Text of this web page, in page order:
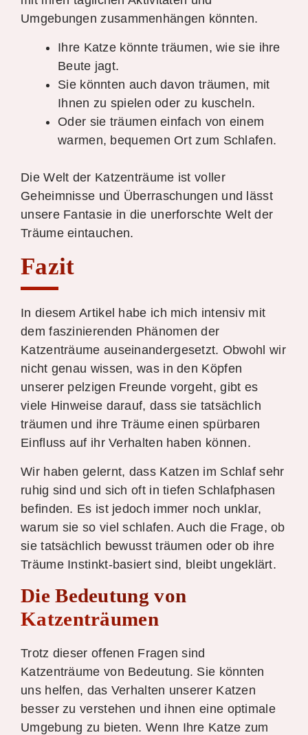
Umgebungen zusammenhängen könnten.
Ihre Katze könnte träumen, wie sie ihre
Beute jagt.
Sie könnten auch davon träumen, mit
Ihnen zu spielen oder zu kuscheln.
Oder sie träumen einfach von einem
warmen, bequemen Ort zum Schlafen.
Die Welt der Katzenträume ist voller
Geheimnisse und Überraschungen und lässt
unsere Fantasie in die unerforschte Welt der
Träume eintauchen.
Fazit
In diesem Artikel habe ich mich intensiv mit
dem faszinierenden Phänomen der
Katzenträume auseinandergesetzt. Obwohl wir
nicht genau wissen, was in den Köpfen
unserer pelzigen Freunde vorgeht, gibt es
viele Hinweise darauf, dass sie tatsächlich
träumen und ihre Träume einen spürbaren
Einfluss auf ihr Verhalten haben können.
Wir haben gelernt, dass Katzen im Schlaf sehr
ruhig sind und sich oft in tiefen Schlafphasen
befinden. Es ist jedoch immer noch unklar,
warum sie so viel schlafen. Auch die Frage, ob
sie tatsächlich bewusst träumen oder ob ihre
Träume Instinkt-basiert sind, bleibt ungeklärt.
Die Bedeutung von
Katzenträumen
Trotz dieser offenen Fragen sind
Katzenträume von Bedeutung. Sie könnten
uns helfen, das Verhalten unserer Katzen
besser zu verstehen und ihnen eine optimale
Umgebung zu bieten. Wenn Ihre Katze zum